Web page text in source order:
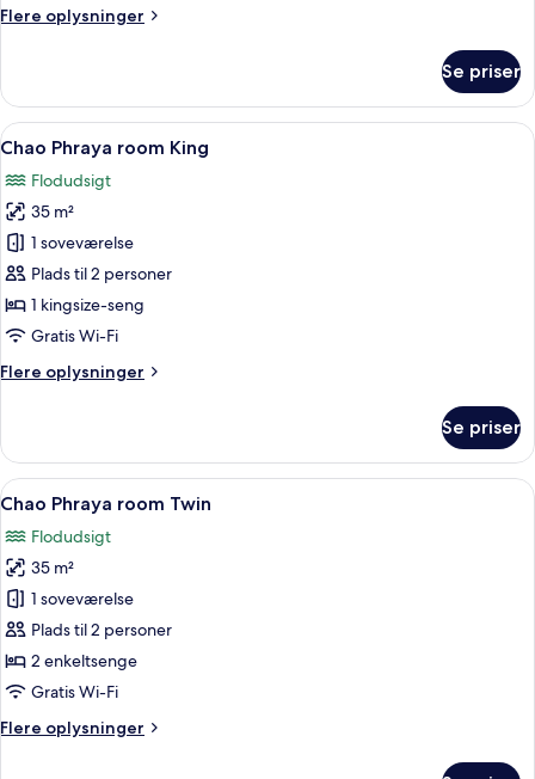
(King
Flere oplysninger
Flere
suite
2
soveværelser
(King
&
Twin)
Se priser
Indlæs
alle
billeder
af
Chao
Phraya
room
King
Et hotelværelse med en gul sofa, et
5
Chao Phraya room King
Flodudsigt
35 m²
1 soveværelse
Plads til 2 personer
1 kingsize-seng
Gratis Wi-Fi
Flere oplysninger
Flere
Phraya
room
King
Se priser
Indlæs
alle
billeder
af
Chao
Phraya
room
Twin
Et hotelværelse med to senge,
5
Chao Phraya room Twin
Flodudsigt
35 m²
1 soveværelse
Plads til 2 personer
2 enkeltsenge
Gratis Wi-Fi
Flere oplysninger
Flere